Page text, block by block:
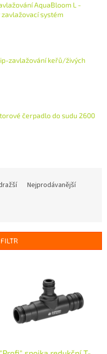
AquaBloom L -
systém
zavlažování keřů/živých
čerpadlo do sudu 2600
Nejprodávanější